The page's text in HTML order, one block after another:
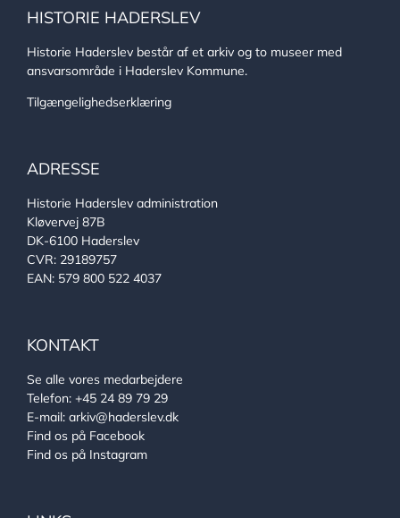
HISTORIE HADERSLEV
Historie Haderslev består af et arkiv og to museer med
ansvarsområde i Haderslev Kommune.
Tilgængelighedserklæring
ADRESSE
Historie Haderslev administration
Kløvervej 87B
DK-6100 Haderslev
CVR: 29189757
EAN: 579 800 522 4037
KONTAKT
Se alle vores medarbejdere
Telefon: +45 24 89 79 29
E-mail: arkiv@haderslev.dk
Find os på Facebook
Find os på Instagram